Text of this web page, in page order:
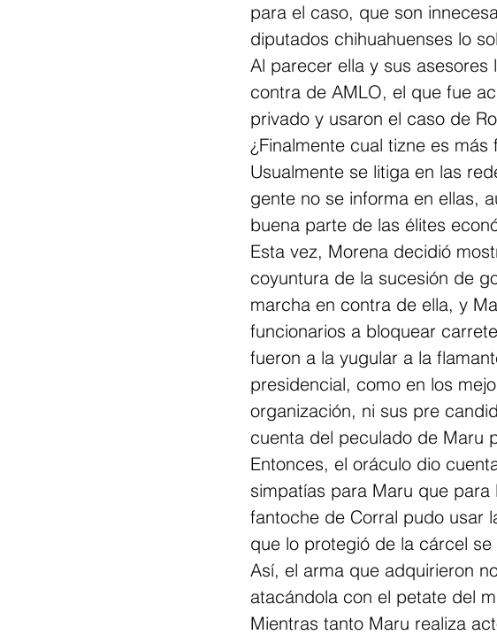
para el caso, que son
diputados chihuahuenses lo
Al parecer ella y sus
contra de AMLO, el que fue
privado y usaron el caso de
¿Finalmente cual tizne es más
Usualmente se litiga en las
gente no se informa en ellas,
buena parte de las élites
Esta vez, Morena decidió
coyuntura de la sucesión de
marcha en contra de ella, y
funcionarios a bloquear
fueron a la yugular a la
presidencial, como en los
organización, ni sus pre
cuenta del peculado de Maru
Entonces, el oráculo dio
simpatías para Maru que
fantoche de Corral pudo usar
que lo protegió de la cárcel
Así, el arma que adquirieron
atacándola con el petate del
Mientras tanto Maru realiza